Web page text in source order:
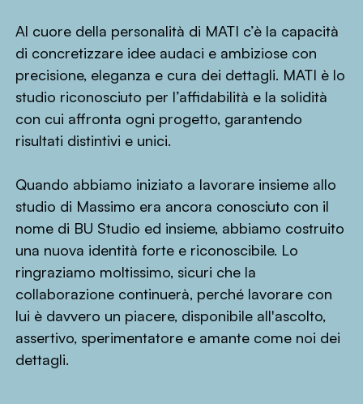
Al cuore della personalità di MATI c’è la capacità
di concretizzare idee audaci e ambiziose con
precisione, eleganza e cura dei dettagli. MATI è lo
studio riconosciuto per l’affidabilità e la solidità
con cui affronta ogni progetto, garantendo
risultati distintivi e unici.
Quando abbiamo iniziato a lavorare insieme allo
studio di Massimo era ancora conosciuto con il
nome di BU Studio ed insieme, abbiamo costruito
una nuova identità forte e riconoscibile. Lo
ringraziamo moltissimo, sicuri che la
collaborazione continuerà, perché lavorare con
lui è davvero un piacere, disponibile all'ascolto,
assertivo, sperimentatore e amante come noi dei
dettagli.